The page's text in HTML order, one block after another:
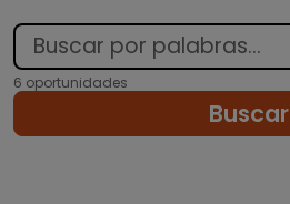
6 oportunidades
Buscar